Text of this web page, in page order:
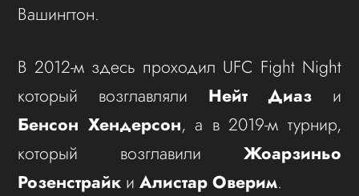
Вашингтон.
В 2012-м здесь проходил UFC Fight Night
который возглавляли Нейт Диаз и
Бенсон Хендерсон, а в 2019-м турнир,
который возглавили Жоарзиньо
Розенстрайк иАлистар Оверим.